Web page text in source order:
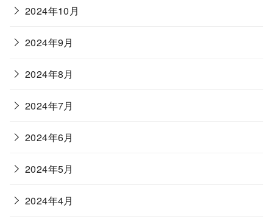
2024年10月
2024年9月
2024年8月
2024年7月
2024年6月
2024年5月
2024年4月